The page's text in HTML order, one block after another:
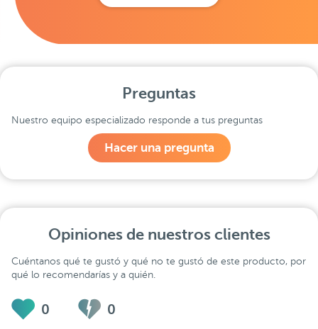
Preguntas
Nuestro equipo especializado responde a tus preguntas
Hacer una pregunta
Opiniones de nuestros clientes
Cuéntanos qué te gustó y qué no te gustó de este producto, por
qué lo recomendarías y a quién.
0 0